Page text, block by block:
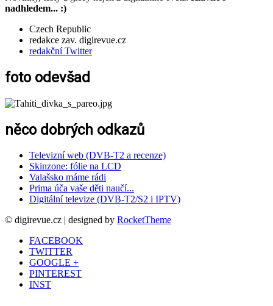
nadhledem... :)
Czech Republic
redakce zav. digirevue.cz
redakční Twitter
foto odevšad
něco dobrých odkazů
Televizní web (DVB-T2 a recenze)
Skinzone: fólie na LCD
Valašsko máme rádi
Prima úča vaše děti naučí...
Digitální televize (DVB-T2/S2 i IPTV)
© digirevue.cz | designed by RocketTheme
FACEBOOK
TWITTER
GOOGLE +
PINTEREST
INST